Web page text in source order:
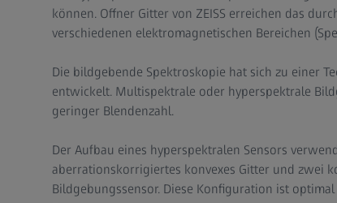
können. Offner Gitter von ZEISS erreichen das
verschiedenen elektromagnetischen Bereichen
Die bildgebende Spektroskopie hat sich zu einer
entwickelt. Multispektrale oder hyperspektrale
geringer Blendenzahl.
Der Aufbau eines hyperspektralen Sensors
aberrationskorrigiertes konvexes Gitter und zwei
Bildgebungssensor. Diese Konfiguration ist